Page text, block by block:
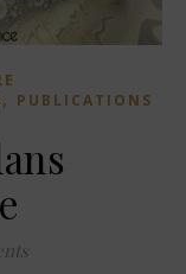
, PUBLICATIONS